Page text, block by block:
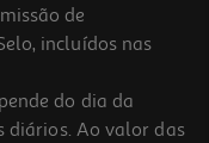
de
incluídos nas
do dia da
diários. Ao valor das